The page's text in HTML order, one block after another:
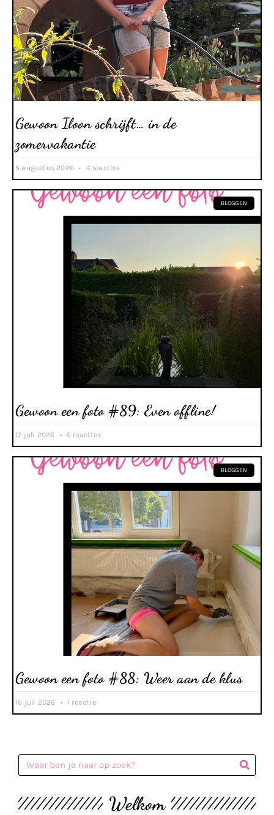
Gewoon Iloon schrijft… in de
zomervakantie
5 augustus 2026 4 reacties
BLOGGEN
Gewoon een foto #89: Even offline!
17 juli 2026 6 reacties
BLOGGEN
Gewoon een foto #88: Weer aan de klus
16 juli 2026 1 reactie
Welkom